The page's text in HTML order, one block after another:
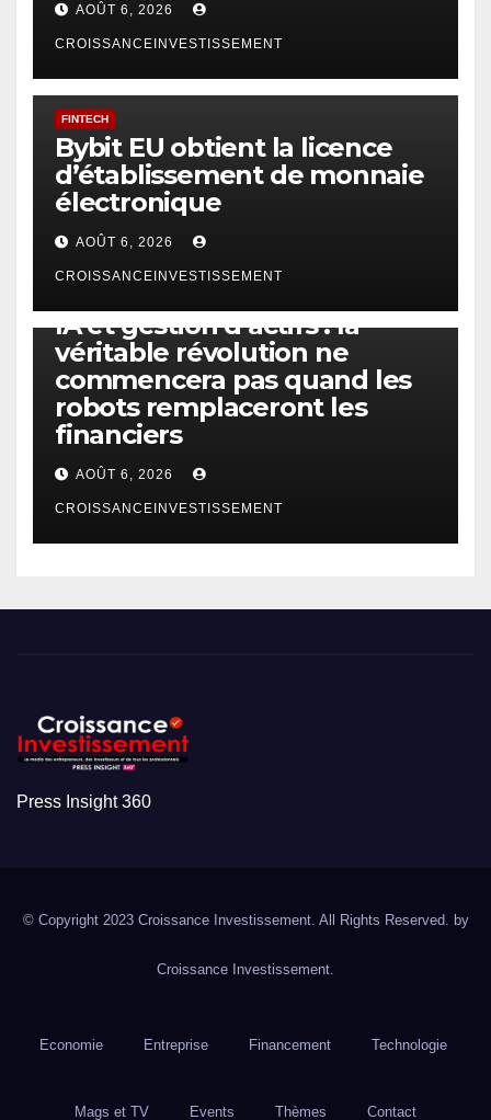
AOÛT 6, 2026
CROISSANCEINVESTISSEMENT
FINTECH
Bybit EU obtient la licence
d’établissement de monnaie
électronique
AOÛT 6, 2026
CROISSANCEINVESTISSEMENT
IA et gestion d’actifs : la
véritable révolution ne
commencera pas quand les
robots remplaceront les
financiers
AOÛT 6, 2026
CROISSANCEINVESTISSEMENT
Press Insight 360
© Copyright 2023 Croissance Investissement. All Rights Reserved. by
Croissance Investissement.
Economie Entreprise Financement Technologie
Mags et TV Events Thèmes Contact